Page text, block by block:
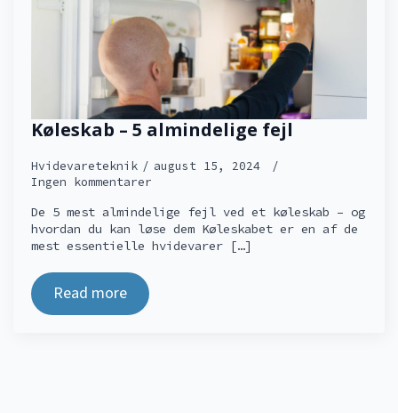
Køleskab – 5 almindelige fejl
Hvidevareteknik
august 15, 2024
Ingen kommentarer
De 5 mest almindelige fejl ved et køleskab – og
hvordan du kan løse dem Køleskabet er en af de
mest essentielle hvidevarer […]
Read more